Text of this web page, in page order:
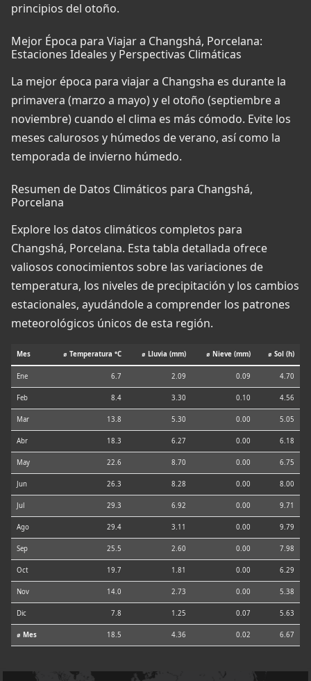
principios del otoño.
Mejor Época para Viajar a Changshá, Porcelana:
Estaciones Ideales y Perspectivas Climáticas
La mejor época para viajar a Changsha es durante la
primavera (marzo a mayo) y el otoño (septiembre a
noviembre) cuando el clima es más cómodo. Evite los
meses calurosos y húmedos de verano, así como la
temporada de invierno húmedo.
Resumen de Datos Climáticos para Changshá,
Porcelana
Explore los datos climáticos completos para
Changshá, Porcelana. Esta tabla detallada ofrece
valiosos conocimientos sobre las variaciones de
temperatura, los niveles de precipitación y los cambios
estacionales, ayudándole a comprender los patrones
meteorológicos únicos de esta región.
Mes ⌀ Temperatura °C ⌀ Lluvia (mm) ⌀ Nieve (mm) ⌀ Sol (h)
Ene 6.7 2.09 0.09 4.70
Feb 8.4 3.30 0.10 4.56
Mar 13.8 5.30 0.00 5.05
Abr 18.3 6.27 0.00 6.18
May 22.6 8.70 0.00 6.75
Jun 26.3 8.28 0.00 8.00
Jul 29.3 6.92 0.00 9.71
Ago 29.4 3.11 0.00 9.79
Sep 25.5 2.60 0.00 7.98
Oct 19.7 1.81 0.00 6.29
Nov 14.0 2.73 0.00 5.38
Dic 7.8 1.25 0.07 5.63
⌀ Mes 18.5 4.36 0.02 6.67